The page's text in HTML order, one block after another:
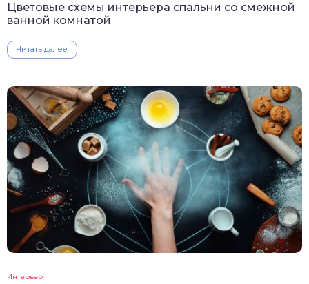
Цветовые схемы интерьера спальни со смежной
ванной комнатой
Читать далее
Интерьер